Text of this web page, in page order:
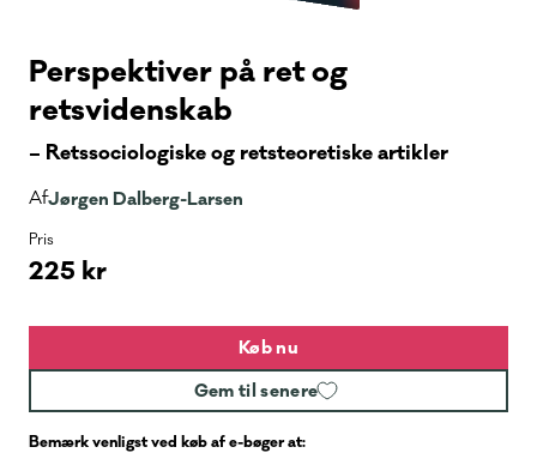
Perspektiver på ret og
retsvidenskab
– Retssociologiske og retsteoretiske artikler
AfJørgen Dalberg-Larsen
Pris
225 kr
Køb nu
Gem til senere
Bemærk venligst ved køb af e-bøger at: